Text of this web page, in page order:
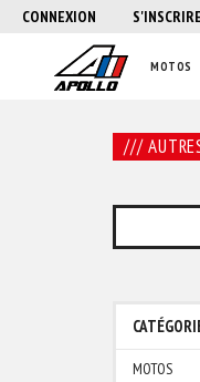
CONNEXION S'INSCRIRE
MOTOS
///
MOTOS